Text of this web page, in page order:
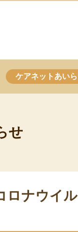
ケアネットあいら
せ
ロナウイル